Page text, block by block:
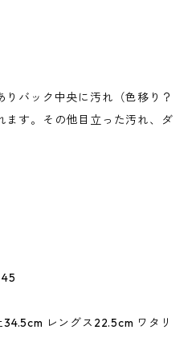
バック中央に汚れ（色移り？
ます。その他目立った汚れ、ダ
レングス22.5cm ワタリ